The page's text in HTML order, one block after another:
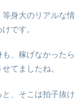
身大のリアルな情
です。
、稼げなかったら
てましたね。
、そこは拍子抜け